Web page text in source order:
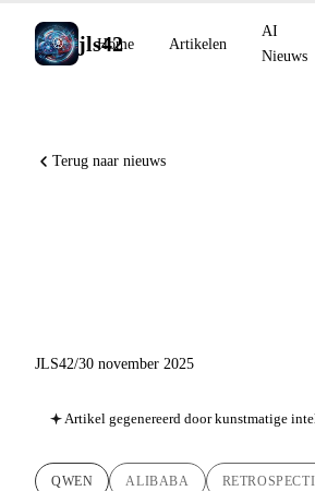
jls42
Home Artikelen
AI
Nieuws
Terug naar nieuws
JLS42/30 november 2025
Artikel gegenereerd door kunstmatige
QWEN ALIBABA